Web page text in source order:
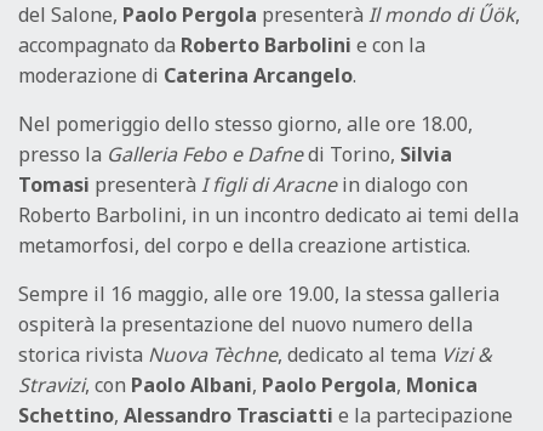
del Salone, Paolo Pergola presenterà Il mondo di Űök,
accompagnato da Roberto Barbolini e con la
moderazione di Caterina Arcangelo.
Nel pomeriggio dello stesso giorno, alle ore 18.00,
presso la Galleria Febo e Dafnedi Torino, Silvia
Tomasi presenterà I figli di Aracnein dialogo con
Roberto Barbolini, in un incontro dedicato ai temi della
metamorfosi, del corpo e della creazione artistica.
Sempre il 16 maggio, alle ore 19.00, la stessa galleria
ospiterà la presentazione del nuovo numero della
storica rivista Nuova Tèchne, dedicato al tema Vizi &
Stravizi, con Paolo Albani, Paolo Pergola, Monica
Schettino, Alessandro Trasciatti e la partecipazione